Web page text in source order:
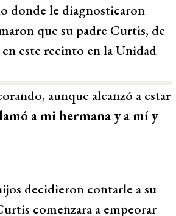
donde le diagnosticaron
que su padre Curtis, de
este recinto en la Unidad
aunque alcanzó a estar
a mi hermana y a mí y
decidieron contarle a su
comenzara a empeorar